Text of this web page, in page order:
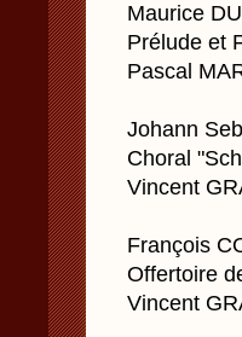
Maurice
Prélude et
Pascal
Johann
Choral
Vincent
François
Offertoire
Vincent